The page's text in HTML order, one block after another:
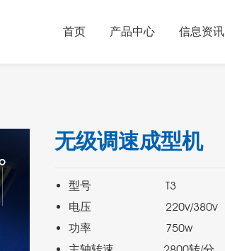
首页 产品中心 信息资讯
无级调速成型机